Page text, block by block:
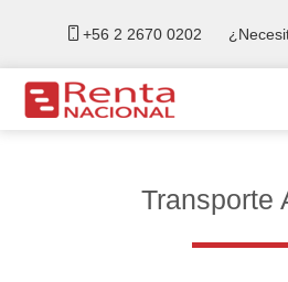
+56 2 2670 0202
Transporte